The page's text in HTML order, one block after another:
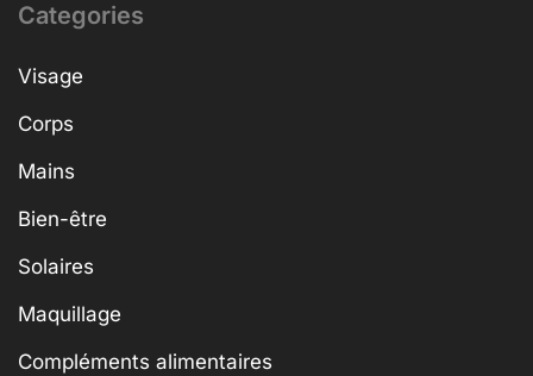
Categories
Visage
Corps
Mains
Bien-être
Solaires
Maquillage
Compléments alimentaires